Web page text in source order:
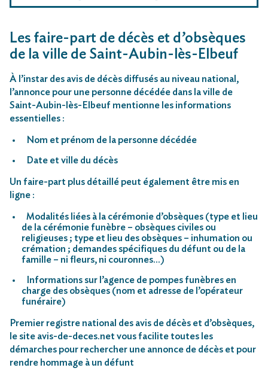
Les faire-part de décès et d’obsèques
de la ville de Saint-Aubin-lès-Elbeuf
À l’instar des avis de décès diffusés au niveau national,
l’annonce pour une personne décédée dans la ville de
Saint-Aubin-lès-Elbeuf mentionne les informations
essentielles :
Nom et prénom de la personne décédée
Date et ville du décès
Un faire-part plus détaillé peut également être mis en
ligne :
Modalités liées à la cérémonie d’obsèques (type et lieu
de la cérémonie funèbre – obsèques civiles ou
religieuses ; type et lieu des obsèques – inhumation ou
crémation ; demandes spécifiques du défunt ou de la
famille – ni fleurs, ni couronnes…)
Informations sur l’agence de pompes funèbres en
charge des obsèques (nom et adresse de l’opérateur
funéraire)
Premier registre national des avis de décès et d’obsèques,
le site avis-de-deces.net vous facilite toutes les
démarches pour rechercher une annonce de décès et pour
rendre hommage à un défunt